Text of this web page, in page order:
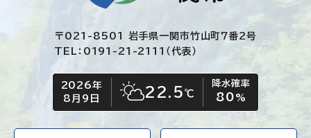
〒021-8501 岩手県一関市竹山町7番2号
TEL：0191-21-2111（代表）
今日の日付
2026年
8月9日
今日の天気
晴れ時々くもり
22.5 ℃
降水確率
80 %